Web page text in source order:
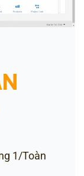
1/Toàn